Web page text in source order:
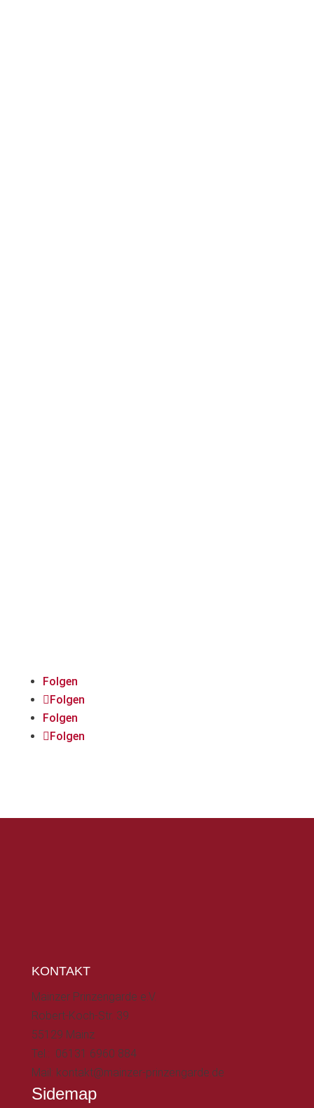
Folgen
Folgen
Folgen
Folgen
KONTAKT
Mainzer Prinzengarde e.V.
Robert-Koch-Str. 39
55129 Mainz
Tel.: 06131 6960 884
Mail: kontakt@mainzer-prinzengarde.de
Sidemap